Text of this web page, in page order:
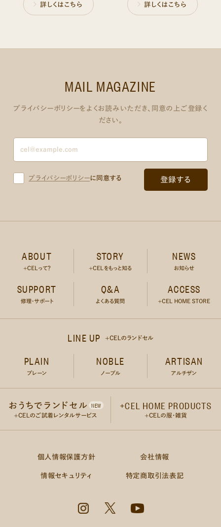
ABOUT
+CELって？
STORY
+CELをもっと知る
NEWS
お知らせ
Q&A
LINE UP +CELのランドセル
詳しくはこちら 詳しくはこちら
ABOUT
+CELって？
STORY
+CELをもっと知る
NEWS
お知らせ
SUPPORT
修理・サポート
Q&A
よくある質問
ACCESS
+CEL HOME STORE
LINE UP +CELのランドセル
PLAIN
プレーン
NOBLE
ノーブル
ARTISAN
アルチザン
おうちでランドセル NEW
+CELのご試着レンタルサービス
+CEL HOME PRODUCTS
+CELの服・雑貨
MAIL MAGAZINE
プライバシーポリシーをよくお読みいただき、同意の上ご登録く
ださい。
プライバシーポリシーに同意する
個人情報保護方針 会社情報
情報セキュリティ 特定商取引法表記